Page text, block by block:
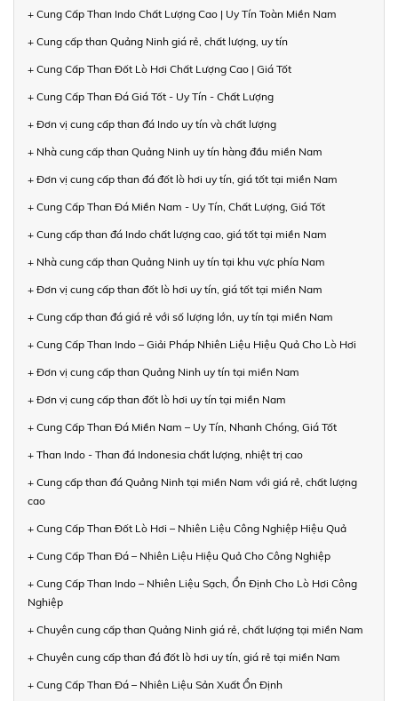
+ Cung Cấp Than Indo Chất Lượng Cao | Uy Tín Toàn Miền Nam
+ Cung cấp than Quảng Ninh giá rẻ, chất lượng, uy tín
+ Cung Cấp Than Đốt Lò Hơi Chất Lượng Cao | Giá Tốt
+ Cung Cấp Than Đá Giá Tốt - Uy Tín - Chất Lượng
+ Đơn vị cung cấp than đá Indo uy tín và chất lượng
+ Nhà cung cấp than Quảng Ninh uy tín hàng đầu miền Nam
+ Đơn vị cung cấp than đá đốt lò hơi uy tín, giá tốt tại miền Nam
+ Cung Cấp Than Đá Miền Nam - Uy Tín, Chất Lượng, Giá Tốt
+ Cung cấp than đá Indo chất lượng cao, giá tốt tại miền Nam
+ Nhà cung cấp than Quảng Ninh uy tín tại khu vực phía Nam
+ Đơn vị cung cấp than đốt lò hơi uy tín, giá tốt tại miền Nam
+ Cung cấp than đá giá rẻ với số lượng lớn, uy tín tại miền Nam
+ Cung Cấp Than Indo – Giải Pháp Nhiên Liệu Hiệu Quả Cho Lò Hơi
+ Đơn vị cung cấp than Quảng Ninh uy tín tại miền Nam
+ Đơn vị cung cấp than đốt lò hơi uy tín tại miền Nam
+ Cung Cấp Than Đá Miền Nam – Uy Tín, Nhanh Chóng, Giá Tốt
+ Than Indo - Than đá Indonesia chất lượng, nhiệt trị cao
+ Cung cấp than đá Quảng Ninh tại miền Nam với giá rẻ, chất lượng
cao
+ Cung Cấp Than Đốt Lò Hơi – Nhiên Liệu Công Nghiệp Hiệu Quả
+ Cung Cấp Than Đá – Nhiên Liệu Hiệu Quả Cho Công Nghiệp
+ Cung Cấp Than Indo – Nhiên Liệu Sạch, Ổn Định Cho Lò Hơi Công
Nghiệp
+ Chuyên cung cấp than Quảng Ninh giá rẻ, chất lượng tại miền Nam
+ Chuyên cung cấp than đá đốt lò hơi uy tín, giá rẻ tại miền Nam
+ Cung Cấp Than Đá – Nhiên Liệu Sản Xuất Ổn Định